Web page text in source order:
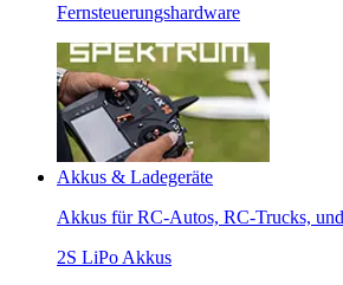
Fernsteuerungshardware
Akkus & Ladegeräte
Akkus für RC-Autos, RC-Trucks,
2S LiPo Akkus